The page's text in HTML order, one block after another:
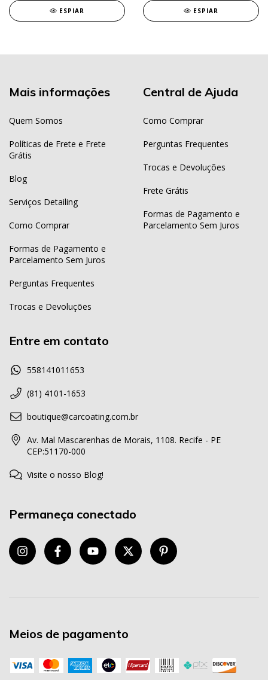
ESPIAR ESPIAR
Mais informações
Quem Somos
Políticas de Frete e Frete
Grátis
Blog
Serviços Detailing
Como Comprar
Formas de Pagamento e
Parcelamento Sem Juros
Perguntas Frequentes
Trocas e Devoluções
Central de Ajuda
Como Comprar
Perguntas Frequentes
Trocas e Devoluções
Frete Grátis
Formas de Pagamento e
Parcelamento Sem Juros
Entre em contato
558141011653
(81) 4101-1653
boutique@carcoating.com.br
Av. Mal Mascarenhas de Morais, 1108. Recife - PE
CEP:51170-000
Visite o nosso Blog!
Permaneça conectado
Meios de pagamento